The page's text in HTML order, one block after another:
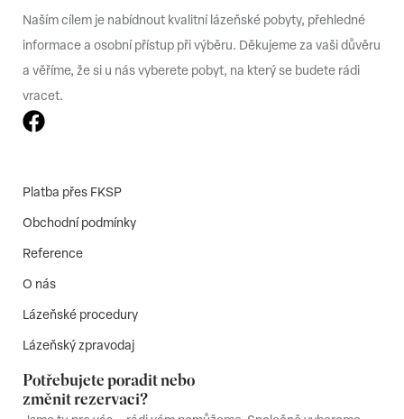
Naším cílem je nabídnout kvalitní lázeňské pobyty, přehledné
informace a osobní přístup při výběru. Děkujeme za vaši důvěru
a věříme, že si u nás vyberete pobyt, na který se budete rádi
vracet.
Platba přes FKSP
Obchodní podmínky
Reference
O nás
Lázeňské procedury
Lázeňský zpravodaj
Potřebujete poradit nebo
změnit rezervaci?